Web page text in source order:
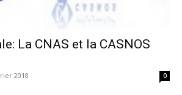
La CNAS et la CASNOS
2018 0